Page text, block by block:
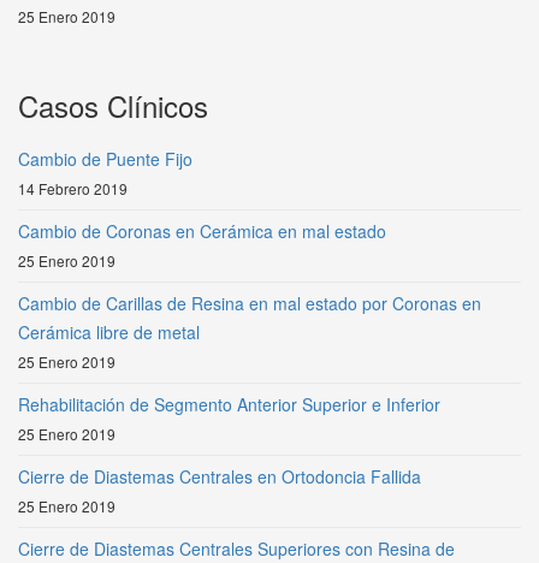
25 Enero 2019
Casos Clínicos
Cambio de Puente Fijo
14 Febrero 2019
Cambio de Coronas en Cerámica en mal estado
25 Enero 2019
Cambio de Carillas de Resina en mal estado por Coronas en
Cerámica libre de metal
25 Enero 2019
Rehabilitación de Segmento Anterior Superior e Inferior
25 Enero 2019
Cierre de Diastemas Centrales en Ortodoncia Fallida
25 Enero 2019
Cierre de Diastemas Centrales Superiores con Resina de